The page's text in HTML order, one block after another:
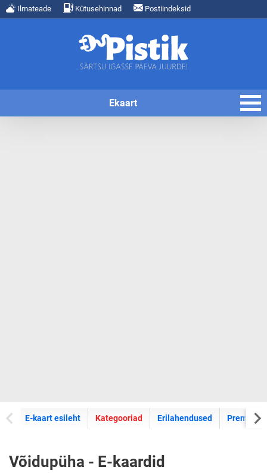
Ilmateade Kütusehinnad Postiindeksid
Ekaart
E-kaart esileht E-kaartide
Kategooriad Erilahendused Premium
Võidupüha - E-kaardid